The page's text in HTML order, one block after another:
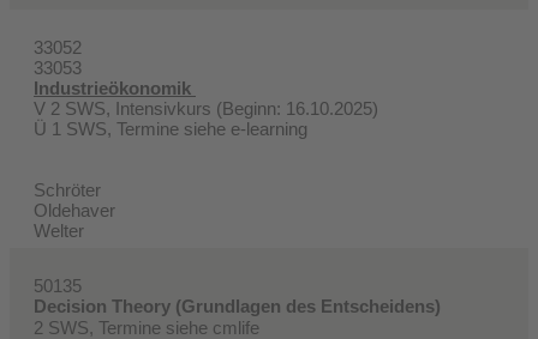
33052
33053
Industrieökonomik
V 2 SWS, Intensivkurs (Beginn: 16.10.2025)
Ü 1 SWS, Termine siehe e-learning
Schröter
Oldehaver
Welter
50135
Decision Theory (Grundlagen des Entscheidens)
2 SWS, Termine siehe cmlife